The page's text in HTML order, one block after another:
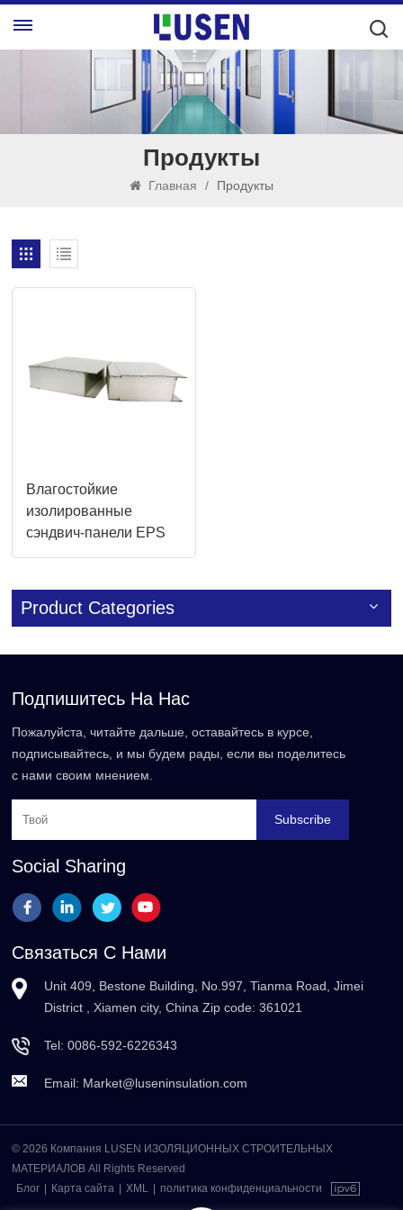
Продукты
Главная / Продукты
Влагостойкие
изолированные
сэндвич-панели EPS
50-200 мм для
Product Categories
Подпишитесь На Нас
Пожалуйста, читайте дальше, оставайтесь в курсе,
подписывайтесь, и мы будем рады, если вы поделитесь
с нами своим мнением.
Subscribe
Social Sharing
Связаться С Нами
Unit 409, Bestone Building, No.997, Tianma Road, Jimei
District , Xiamen city, China Zip code: 361021
Tel:0086-592-6226343
Email: Market@luseninsulation.com
© 2026 Компания LUSEN ИЗОЛЯЦИОННЫХ СТРОИТЕЛЬНЫХ
МАТЕРИАЛОВ All Rights Reserved
Блог
Карта сайта XML политика конфиденциальности